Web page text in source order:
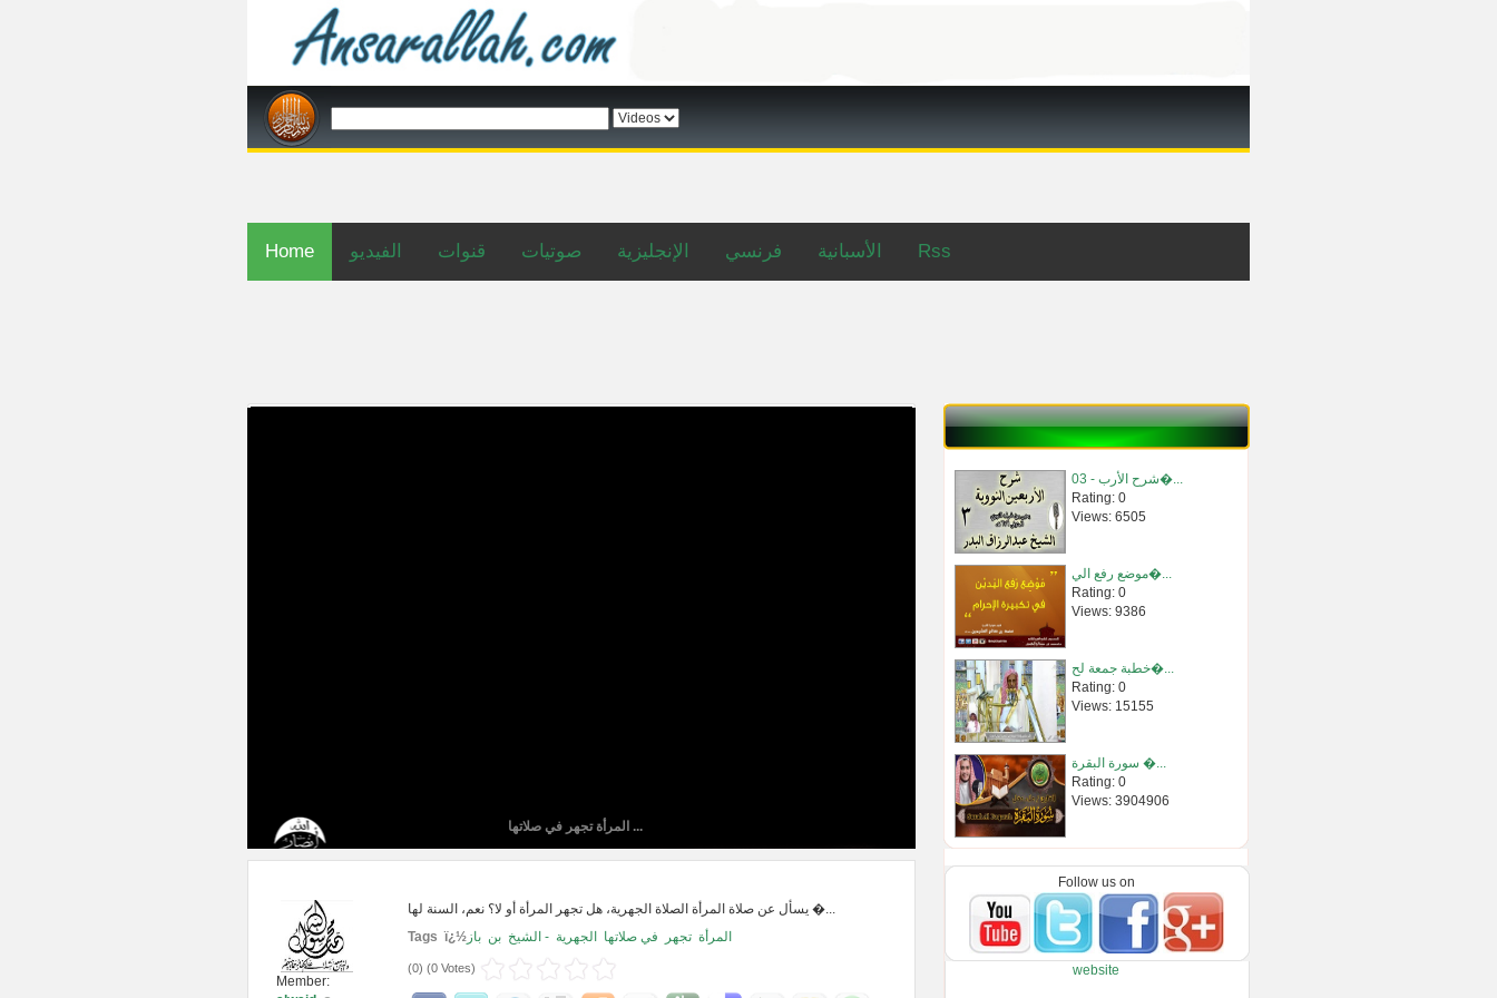
Home الفيديو قنوات صوتيات الإنجليزية فرنسي الأسبانية Rss
المرأة تجهر في صلاتها ...
Member:
يسأل عن صلاة المرأة الصلاة الجهرية، هل تجهر المرأة أو لا؟ نعم، السنة لها �...
Tags ï¿½
المرأة تجهر في صلاتها الجهرية - الشيخ بن باز
(0) (0 Votes)
03 - شرح الأرب�...
Rating: 0
Views: 6505
موضع رفع الي�...
Rating: 0
Views: 9386
خطبة جمعة لح�...
Rating: 0
Views: 15155
سورة البقرة �...
Rating: 0
Views: 3904906
Rating: 0
Views: 2522
حكم التسمي ب�...
Rating: 0
Follow us on
website